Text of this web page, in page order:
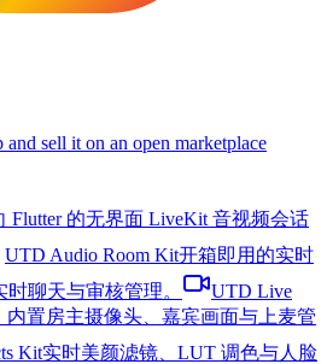
sell it on an open marketplace
Flutter 的无界面 LiveKit 音视频会话
UTD Audio Room Kit开箱即用的实时
聊天与审核管理。
UTD Live
内置房主摄像头、嘉宾画面与上麦管
Kit实时美颜滤镜、LUT 调色与人脸